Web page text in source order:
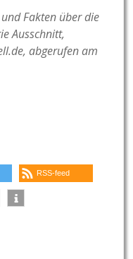
Fakten über die
Ausschnitt,
abgerufen am
RSS-feed